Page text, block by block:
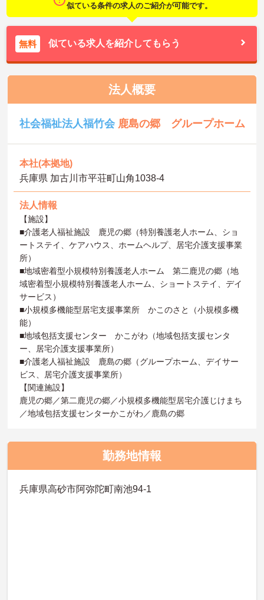
似ている条件の求人のご紹介が可能です。
無料 似ている求人を紹介してもらう
法人概要
社会福祉法人福竹会 鹿島の郷 グループホーム
本社(本拠地)
兵庫県 加古川市平荘町山角1038-4
法人情報
【施設】
■介護老人福祉施設 鹿児の郷（特別養護老人ホーム、ショ
ートステイ、ケアハウス、ホームヘルプ、居宅介護支援事業
所）
■地域密着型小規模特別養護老人ホーム 第二鹿児の郷（地
域密着型小規模特別養護老人ホーム、ショートステイ、デイ
サービス）
■小規模多機能型居宅支援事業所 かこのさと（小規模多機
能）
■地域包括支援センター かこがわ（地域包括支援センタ
ー、居宅介護支援事業所）
■介護老人福祉施設 鹿島の郷（グループホーム、デイサー
ビス、居宅介護支援事業所）
【関連施設】
鹿児の郷／第二鹿児の郷／小規模多機能型居宅介護じけまち
／地域包括支援センターかこがわ／鹿島の郷
勤務地情報
兵庫県高砂市阿弥陀町南池94-1